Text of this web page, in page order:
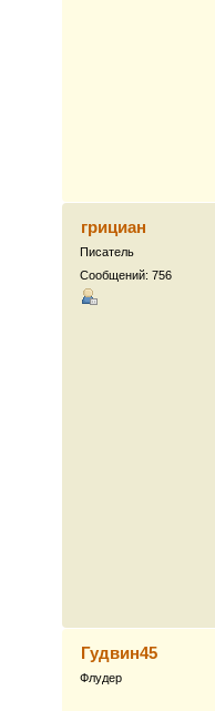
грициан
Писатель
Сообщений: 756
Гудвин45
Флудер